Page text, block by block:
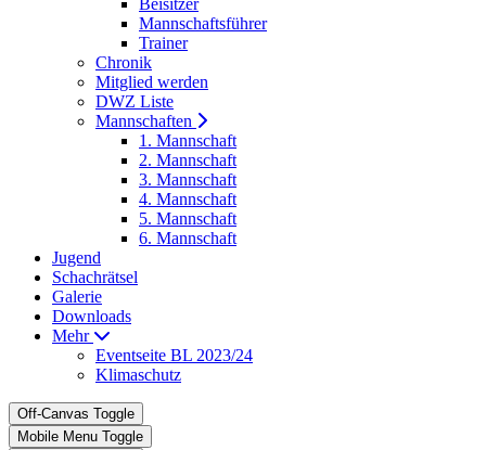
Beisitzer
Mannschaftsführer
Trainer
Chronik
Mitglied werden
DWZ Liste
Mannschaften
1. Mannschaft
2. Mannschaft
3. Mannschaft
4. Mannschaft
5. Mannschaft
6. Mannschaft
Jugend
Schachrätsel
Galerie
Downloads
Mehr
Eventseite BL 2023/24
Klimaschutz
Off-Canvas Toggle
Mobile Menu Toggle